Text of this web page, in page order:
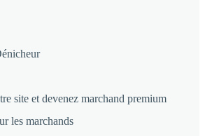
site et devenez marchand premium
les marchands